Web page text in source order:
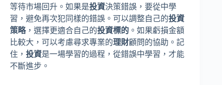
等待市場回升。如果是投資決策錯誤，要從中學
習，避免再次犯同樣的錯誤。可以調整自己的投資
策略，選擇更適合自己的投資標的 。如果虧損金額
比較大，可以考慮尋求專業的理財顧問的協助。記
住， 投資是一場學習的過程，從錯誤中學習，才能
不斷進步。